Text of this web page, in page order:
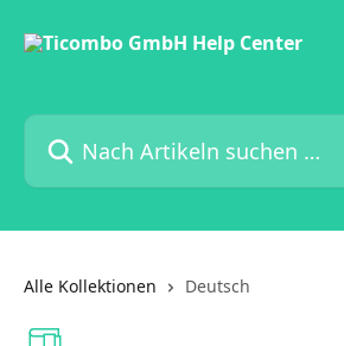
Nach Artikeln suchen …
Alle Kollektionen Deutsch